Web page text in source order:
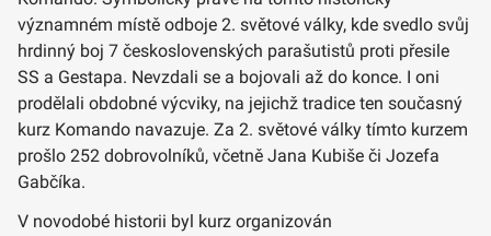
významném místě odboje 2. světové války, kde svedlo svůj
hrdinný boj 7 československých parašutistů proti přesile
SS a Gestapa. Nevzdali se a bojovali až do konce. I oni
prodělali obdobné výcviky, na jejichž tradice ten současný
kurz Komando navazuje. Za 2. světové války tímto kurzem
prošlo 252 dobrovolníků, včetně Jana Kubiše či Jozefa
Gabčíka.
V novodobé historii byl kurz organizován